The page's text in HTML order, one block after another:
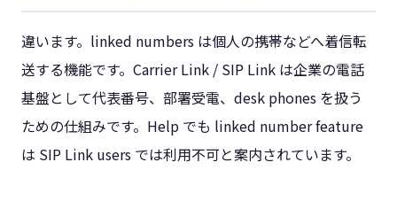
違います。linked numbers は個人の携帯などへ着信転
送する機能です。Carrier Link / SIP Link は企業の電話
基盤として代表番号、部署受電、desk phones を扱う
ための仕組みです。Help でも linked number feature
は SIP Link users では利用不可と案内されています。